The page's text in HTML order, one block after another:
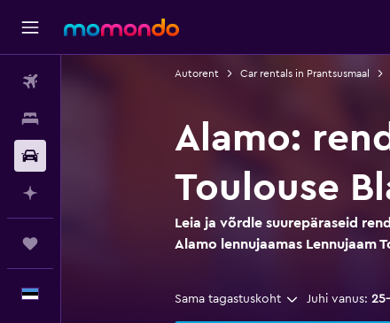
Autorent Car rentals in Prantsusmaal
Alamo:
Toulouse
Leia ja võrdle suurepäraseid
Alamo lennujaamas Lennujaam
Sama tagastuskoht Juhi vanus: